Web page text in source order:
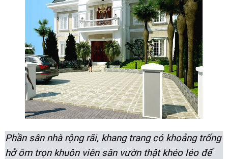
Phần sân nhà rộng rãi, khang trang có khoảng trống
hở ôm trọn khuôn viên sân vườn thật khéo léo để